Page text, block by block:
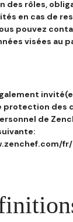
des rôles,
en cas de
pouvez
visées au
protection des
de